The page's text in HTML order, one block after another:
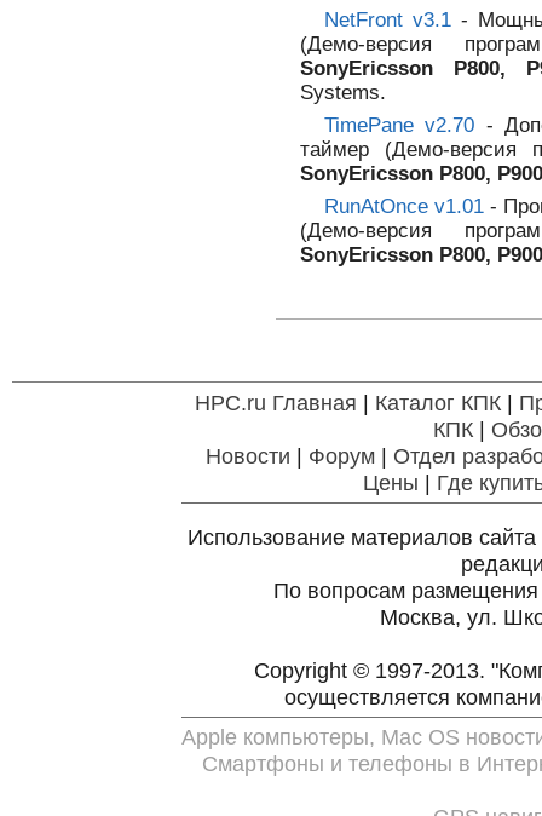
NetFront v3.1 -
(Демо-версия
SonyEricsson P800,
Systems.
TimePane v2.70 -
таймер (Демо-версия
SonyEricsson P800,
RunAtOnce v1.01 -
(Демо-версия
SonyEricsson P800,
HPC.ru Главная | Каталог КПК|
КПК|
Новости | Форум | Отдел
Цены | Где
Использование материалов
По вопросам
Москва, ул.
Copyright © 1997-2013.
осуществляется
Apple компьютеры, Mac OS
Смартфоны и телефоны в